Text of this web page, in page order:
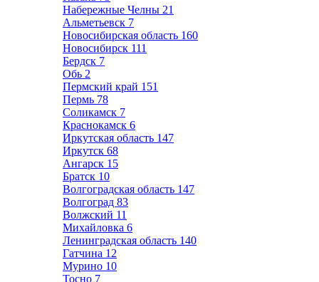
Набережные Челны 21
Альметьевск 7
Новосибирская область 160
Новосибирск 111
Бердск 7
Обь 2
Пермский край 151
Пермь 78
Соликамск 7
Краснокамск 6
Иркутская область 147
Иркутск 68
Ангарск 15
Братск 10
Волгоградская область 147
Волгоград 83
Волжский 11
Михайловка 6
Ленинградская область 140
Гатчина 12
Мурино 10
Тосно 7